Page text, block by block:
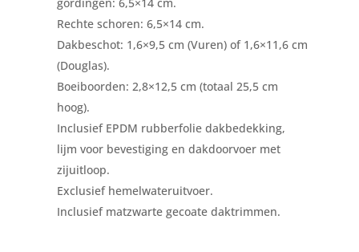
Rechte schoren: 6,5×14 cm.
Dakbeschot: 1,6×9,5 cm (Vuren) of 1,6×11,6 cm
(Douglas).
Boeiboorden: 2,8×12,5 cm (totaal 25,5 cm
hoog).
Inclusief EPDM rubberfolie dakbedekking,
lijm voor bevestiging en dakdoorvoer met
zijuitloop.
Exclusief hemelwateruitvoer.
Inclusief matzwarte gecoate daktrimmen.